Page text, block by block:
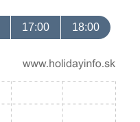
17:00 18:00